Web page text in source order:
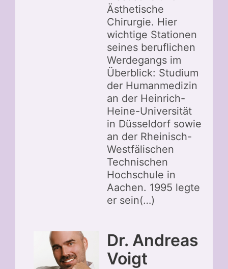
Ästhetische
Chirurgie. Hier
wichtige Stationen
seines beruflichen
Werdegangs im
Überblick: Studium
der Humanmedizin
an der Heinrich-
Heine-Universität
in Düsseldorf sowie
an der Rheinisch-
Westfälischen
Technischen
Hochschule in
Aachen. 1995 legte
er sein(…)
Dr. Andreas
Voigt